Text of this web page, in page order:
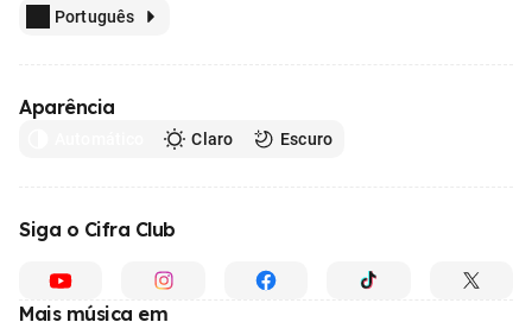
Português
Aparência
Claro Escuro
Siga o Cifra Club
Mais música em